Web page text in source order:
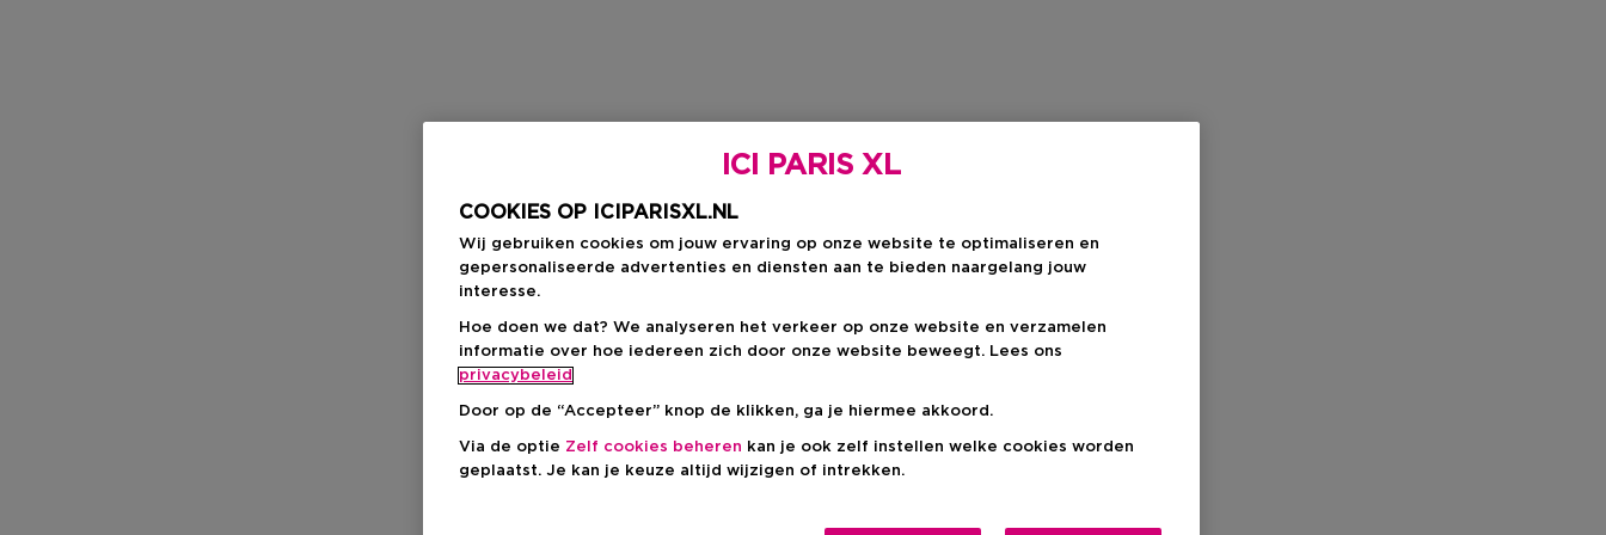
ICI PARIS XL
COOKIES OP ICIPARISXL.NL
Wij gebruiken cookies om jouw ervaring op onze website te optimaliseren en
gepersonaliseerde advertenties en diensten aan te bieden naargelang jouw
interesse.
Hoe doen we dat? We analyseren het verkeer op onze website en verzamelen
informatie over hoe iedereen zich door onze website beweegt. Lees ons
privacybeleid
Door op de “Accepteer” knop de klikken, ga je hiermee akkoord.
Via de optie Zelf cookies beheren kan je ook zelf instellen welke cookies worden
geplaatst. Je kan je keuze altijd wijzigen of intrekken.